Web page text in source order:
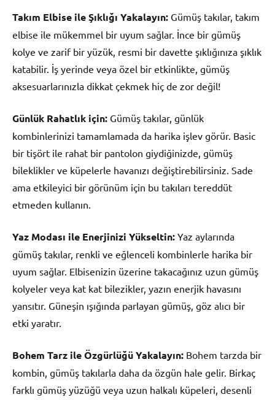
Takım Elbise ile Şıklığı Yakalayın: Gümüş takılar, takım
elbise ile mükemmel bir uyum sağlar. İnce bir gümüş
kolye ve zarif bir yüzük, resmi bir davette şıklığınıza şıklık
katabilir. İş yerinde veya özel bir etkinlikte, gümüş
aksesuarlarınızla dikkat çekmek hiç de zor değil!
Günlük Rahatlık için: Gümüş takılar, günlük
kombinlerinizi tamamlamada da harika işlev görür. Basic
bir tişört ile rahat bir pantolon giydiğinizde, gümüş
bileklikler ve küpelerle havanızı değiştirebilirsiniz. Sade
ama etkileyici bir görünüm için bu takıları tereddüt
etmeden kullanın.
Yaz Modası ile Enerjinizi Yükseltin: Yaz aylarında
gümüş takılar, renkli ve eğlenceli kombinlerle harika bir
uyum sağlar. Elbisenizin üzerine takacağınız uzun gümüş
kolyeler veya kat kat bilezikler, yazın enerjik havasını
yansıtır. Güneşin ışığında parlayan gümüş, göz alıcı bir
etki yaratır.
Bohem Tarz ile Özgürlüğü Yakalayın: Bohem tarzda bir
kombin, gümüş takılarla daha da özgün hale gelir. Birkaç
farklı gümüş yüzüğü veya uzun halkalı küpeleri, desenli